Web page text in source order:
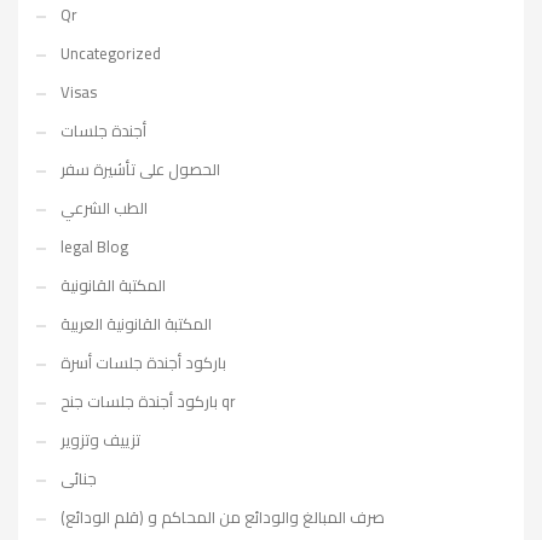
Qr
Uncategorized
Visas
أجندة جلسات
الحصول على تأشيرة سفر
الطب الشرعي
legal Blog
المكتبة القانونية
المكتبة القانونية العربية
باركود أجندة جلسات أسرة
باركود أجندة جلسات جنح qr
تزييف وتزوير
جنائى
صرف المبالغ والودائع من المحاكم و (قلم الودائع)